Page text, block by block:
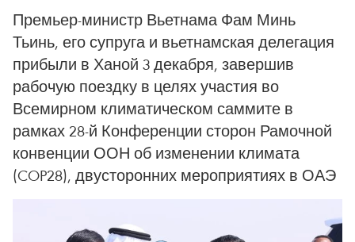
Премьер-министр Вьетнама Фам Минь
Тьинь, его супруга и вьетнамская делегация
прибыли в Ханой 3 декабря, завершив
рабочую поездку в целях участия во
Всемирном климатическом саммите в
рамках 28-й Конференции сторон Рамочной
конвенции ООН об изменении климата
(COP28), двусторонних мероприятиях в ОАЭ